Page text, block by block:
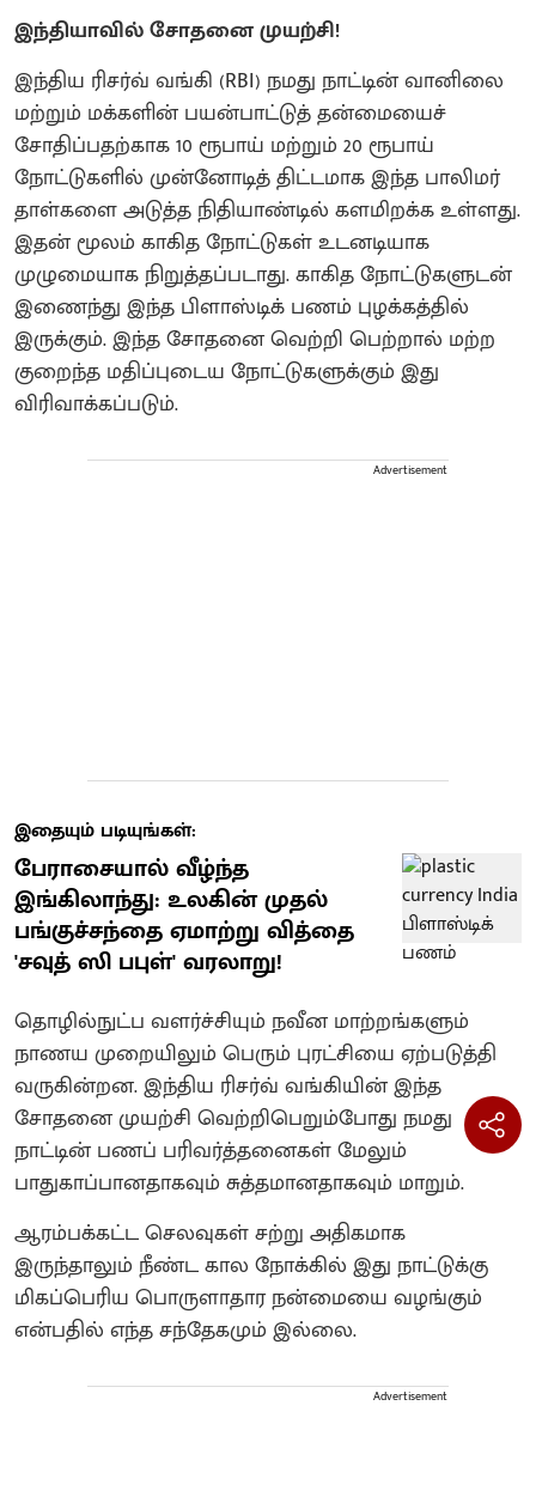
இந்தியாவில் சோதனை முயற்சி!
இந்திய ரிசர்வ் வங்கி (RBI) நமது நாட்டின் வானிலை
மற்றும் மக்களின் பயன்பாட்டுத் தன்மையைச்
சோதிப்பதற்காக 10 ரூபாய் மற்றும் 20 ரூபாய்
நோட்டுகளில் முன்னோடித் திட்டமாக இந்த பாலிமர்
தாள்களை அடுத்த நிதியாண்டில் களமிறக்க உள்ளது.
இதன் மூலம் காகித நோட்டுகள் உடனடியாக
முழுமையாக நிறுத்தப்படாது. காகித நோட்டுகளுடன்
இணைந்து இந்த பிளாஸ்டிக் பணம் புழக்கத்தில்
இருக்கும். இந்த சோதனை வெற்றி பெற்றால் மற்ற
குறைந்த மதிப்புடைய நோட்டுகளுக்கும் இது
விரிவாக்கப்படும்.
Advertisement
இதையும் படியுங்கள்:
பேராசையால் வீழ்ந்த
இங்கிலாந்து: உலகின் முதல்
பங்குச்சந்தை ஏமாற்று வித்தை
'சவுத் ஸி பபுள்' வரலாறு!
தொழில்நுட்ப வளர்ச்சியும் நவீன மாற்றங்களும்
நாணய முறையிலும் பெரும் புரட்சியை ஏற்படுத்தி
வருகின்றன. இந்திய ரிசர்வ் வங்கியின் இந்த
சோதனை முயற்சி வெற்றிபெறும்போது நமது
நாட்டின் பணப் பரிவர்த்தனைகள் மேலும்
பாதுகாப்பானதாகவும் சுத்தமானதாகவும் மாறும்.
ஆரம்பக்கட்ட செலவுகள் சற்று அதிகமாக
இருந்தாலும் நீண்ட கால நோக்கில் இது நாட்டுக்கு
மிகப்பெரிய பொருளாதார நன்மையை வழங்கும்
என்பதில் எந்த சந்தேகமும் இல்லை.
Advertisement